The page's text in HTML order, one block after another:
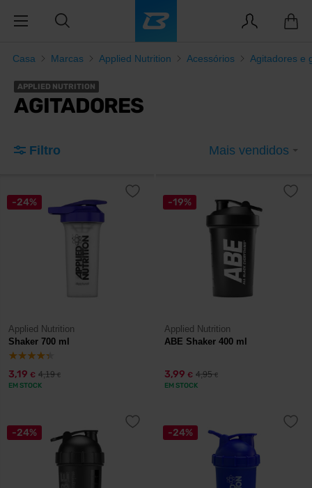
Casa Marcas Applied Nutrition Acessórios Agitadores e
APPLIED NUTRITION
AGITADORES
Filtro Mais vendidos
-24%
Applied Nutrition
Shaker 700 ml
3,19 € 4,19€
EM STOCK
-19%
Applied Nutrition
ABE Shaker 400 ml
3,99 € 4,95€
EM STOCK
-24% -24%